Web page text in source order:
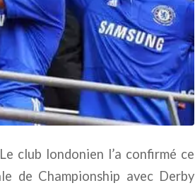
club londonien l’a confirmé ce
de Championship avec Derby